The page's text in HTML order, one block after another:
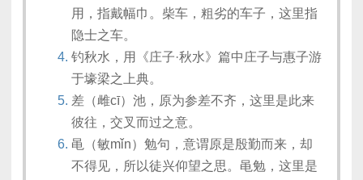
用，指戴幅巾。柴车，粗劣的车子，这里指
隐士之车。
钓秋水，用《庄子·秋水》篇中庄子与惠子游
于壕梁之上典。
差（雌cī）池，原为参差不齐，这里是此来
彼往，交叉而过之意。
黾（敏mǐn）勉句，意谓原是殷勤而来，却
不得见，所以徒兴仰望之思。黾勉，这里是